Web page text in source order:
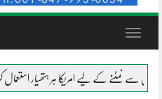
Toggle
کے لیے امریکا ہر ہتھیار استعمال کرے گا،